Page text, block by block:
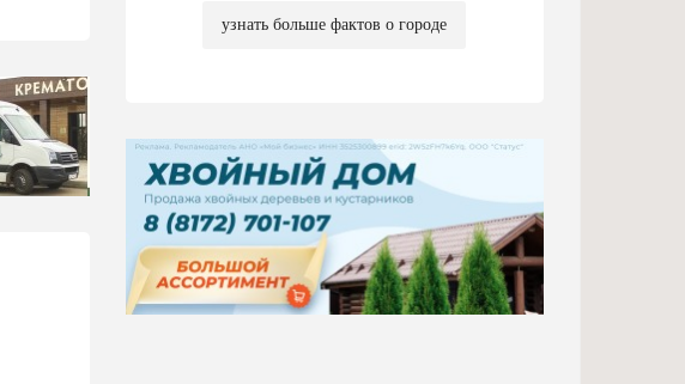
узнать больше фактов о городе